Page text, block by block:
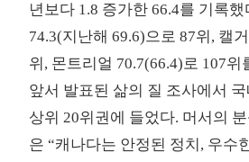
년보다 1.8 증가한 66.4를 기록
74.3(지난해 69.6)으로 87위, 캘
위, 몬트리얼 70.7(66.4)로 107위
앞서 발표된 삶의 질 조사에서
상위 20위권에 들었다. 머서의
은 “캐나다는 안정된 정치, 우수